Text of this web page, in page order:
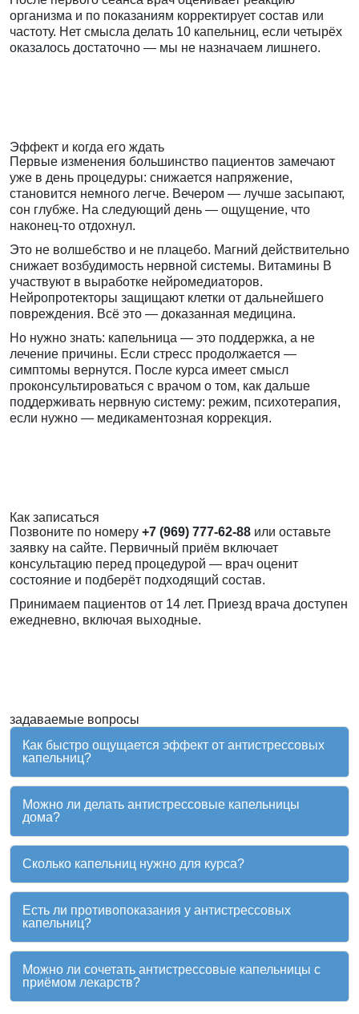
организма и по показаниям корректирует состав или
частоту. Нет смысла делать 10 капельниц, если четырёх
оказалось достаточно — мы не назначаем лишнего.
Эффект и когда его ждать
Первые изменения большинство пациентов замечают
уже в день процедуры: снижается напряжение,
становится немного легче. Вечером — лучше засыпают,
сон глубже. На следующий день — ощущение, что
наконец-то отдохнул.
Это не волшебство и не плацебо. Магний действительно
снижает возбудимость нервной системы. Витамины B
участвуют в выработке нейромедиаторов.
Нейропротекторы защищают клетки от дальнейшего
повреждения. Всё это — доказанная медицина.
Но нужно знать: капельница — это поддержка, а не
лечение причины. Если стресс продолжается —
симптомы вернутся. После курса имеет смысл
проконсультироваться с врачом о том, как дальше
поддерживать нервную систему: режим, психотерапия,
если нужно — медикаментозная коррекция.
Как записаться
Позвоните по номеру +7 (969) 777-62-88 или оставьте
заявку на сайте. Первичный приём включает
консультацию перед процедурой — врач оценит
состояние и подберёт подходящий состав.
Принимаем пациентов от 14 лет. Приезд врача доступен
ежедневно, включая выходные.
задаваемые вопросы
Как быстро ощущается эффект от антистрессовых
капельниц?
Можно ли делать антистрессовые капельницы
дома?
Сколько капельниц нужно для курса?
Есть ли противопоказания у антистрессовых
капельниц?
Можно ли сочетать антистрессовые капельницы с
приёмом лекарств?